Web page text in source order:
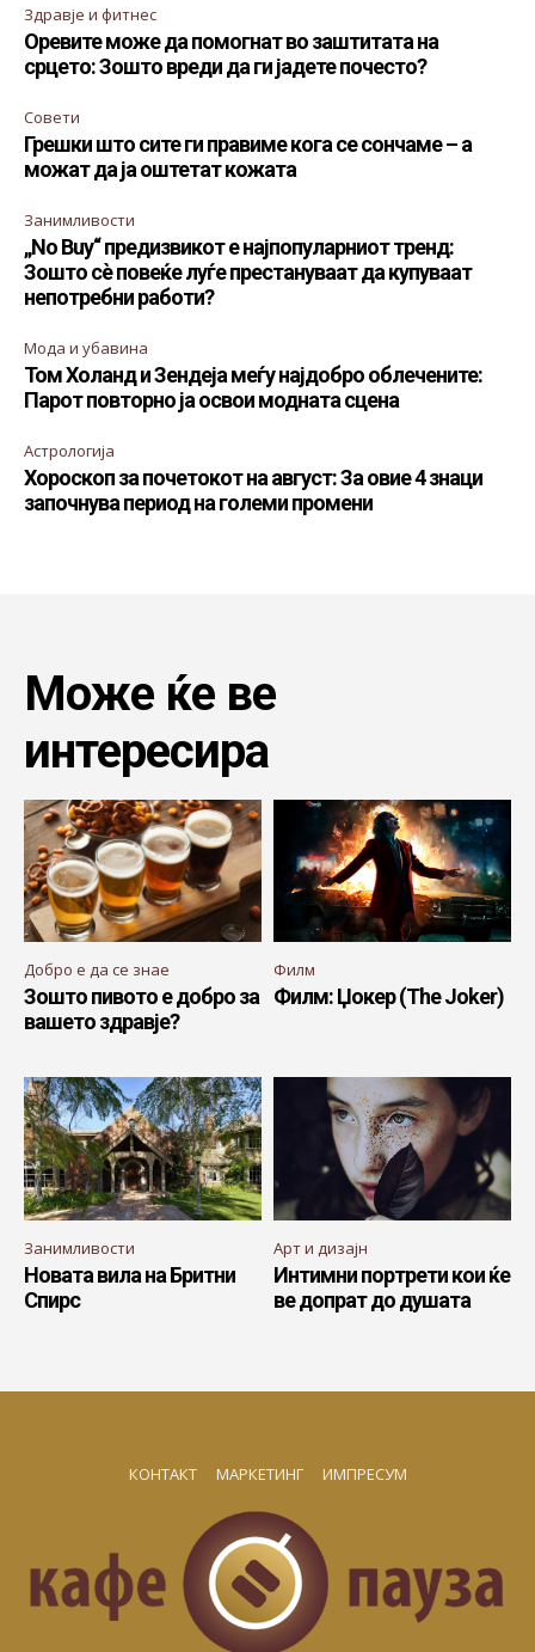
Здравје и фитнес
Оревите може да помогнат во заштитата на
срцето: Зошто вреди да ги јадете почесто?
Совети
Грешки што сите ги правиме кога се сончаме – а
можат да ја оштетат кожата
Занимливости
„No Buy“ предизвикот е најпопуларниот тренд:
Зошто сè повеќе луѓе престануваат да купуваат
непотребни работи?
Мода и убавина
Том Холанд и Зендеја меѓу најдобро облечените:
Парот повторно ја освои модната сцена
Астрологија
Хороскоп за почетокот на август: За овие 4 знаци
започнува период на големи промени
Може ќе ве
интересира
Добро е да се знае
Зошто пивото е добро за
вашето здравје?
Филм
Филм: Џокер (The Joker)
Занимливости
Новата вила на Бритни
Спирс
Арт и дизајн
Интимни портрети кои ќе
ве допрат до душата
КОНТАКТ МАРКЕТИНГ ИМПРЕСУМ